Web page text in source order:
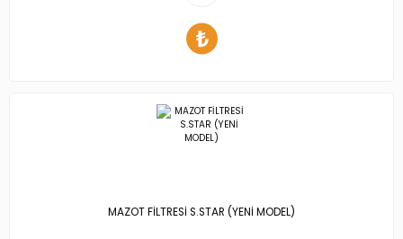
MAZOT FİLTRESİ S.STAR (YENİ MODEL)